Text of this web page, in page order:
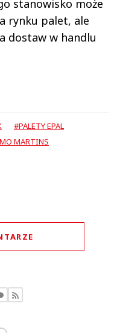
stanowisko może
rynku palet, ale
dostaw w handlu
#PALETY EPAL
MARTINS